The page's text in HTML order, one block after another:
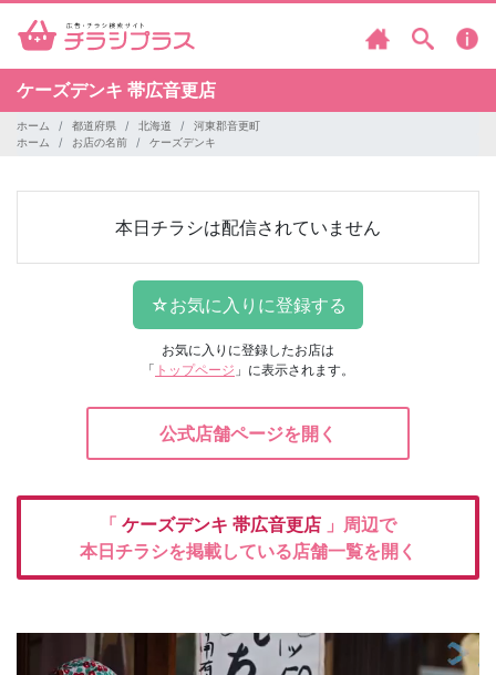
ケーズデンキ 帯広音更店
ホーム 都道府県 北海道
河東郡音更町
ホーム
お店の名前 ケーズデンキ
本日チラシは配信されていません
お気に入りに登録したお店は
「 トップページ 」に表示されます。
公式店舗ページを開く
「 ケーズデンキ 帯広音更店 」周辺で
本日チラシを掲載している店舗一覧を開く